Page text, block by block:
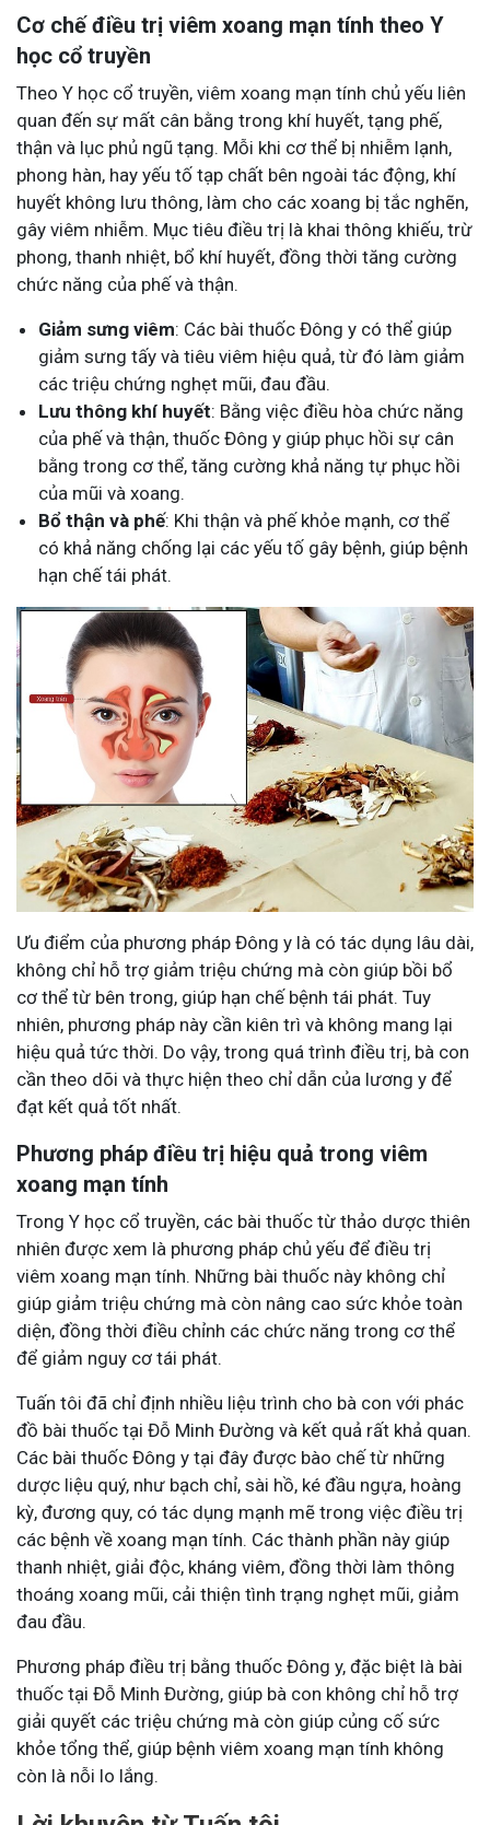
Cơ chế điều trị viêm xoang mạn tính theo Y
học cổ truyền
Theo Y học cổ truyền, viêm xoang mạn tính chủ yếu liên
quan đến sự mất cân bằng trong khí huyết, tạng phế,
thận và lục phủ ngũ tạng. Mỗi khi cơ thể bị nhiễm lạnh,
phong hàn, hay yếu tố tạp chất bên ngoài tác động, khí
huyết không lưu thông, làm cho các xoang bị tắc nghẽn,
gây viêm nhiễm. Mục tiêu điều trị là khai thông khiếu, trừ
phong, thanh nhiệt, bổ khí huyết, đồng thời tăng cường
chức năng của phế và thận.
Giảm sưng viêm: Các bài thuốc Đông y có thể giúp
giảm sưng tấy và tiêu viêm hiệu quả, từ đó làm giảm
các triệu chứng nghẹt mũi, đau đầu.
Lưu thông khí huyết: Bằng việc điều hòa chức năng
của phế và thận, thuốc Đông y giúp phục hồi sự cân
bằng trong cơ thể, tăng cường khả năng tự phục hồi
của mũi và xoang.
Bổ thận và phế: Khi thận và phế khỏe mạnh, cơ thể
có khả năng chống lại các yếu tố gây bệnh, giúp bệnh
hạn chế tái phát.
Ưu điểm của phương pháp Đông y là có tác dụng lâu dài,
không chỉ hỗ trợ giảm triệu chứng mà còn giúp bồi bổ
cơ thể từ bên trong, giúp hạn chế bệnh tái phát. Tuy
nhiên, phương pháp này cần kiên trì và không mang lại
hiệu quả tức thời. Do vậy, trong quá trình điều trị, bà con
cần theo dõi và thực hiện theo chỉ dẫn của lương y để
đạt kết quả tốt nhất.
Phương pháp điều trị hiệu quả trong viêm
xoang mạn tính
Trong Y học cổ truyền, các bài thuốc từ thảo dược thiên
nhiên được xem là phương pháp chủ yếu để điều trị
viêm xoang mạn tính. Những bài thuốc này không chỉ
giúp giảm triệu chứng mà còn nâng cao sức khỏe toàn
diện, đồng thời điều chỉnh các chức năng trong cơ thể
để giảm nguy cơ tái phát.
Tuấn tôi đã chỉ định nhiều liệu trình cho bà con với phác
đồ bài thuốc tại Đỗ Minh Đường và kết quả rất khả quan.
Các bài thuốc Đông y tại đây được bào chế từ những
dược liệu quý, như bạch chỉ, sài hồ, ké đầu ngựa, hoàng
kỳ, đương quy, có tác dụng mạnh mẽ trong việc điều trị
các bệnh về xoang mạn tính. Các thành phần này giúp
thanh nhiệt, giải độc, kháng viêm, đồng thời làm thông
thoáng xoang mũi, cải thiện tình trạng nghẹt mũi, giảm
đau đầu.
Phương pháp điều trị bằng thuốc Đông y, đặc biệt là bài
thuốc tại Đỗ Minh Đường, giúp bà con không chỉ hỗ trợ
giải quyết các triệu chứng mà còn giúp củng cố sức
khỏe tổng thể, giúp bệnh viêm xoang mạn tính không
còn là nỗi lo lắng.